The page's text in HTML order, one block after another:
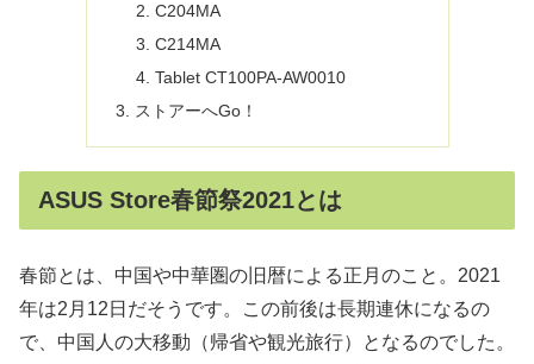
C204MA
C214MA
Tablet CT100PA-AW0010
ストアーへGo！
ASUS Store春節祭2021とは
春節とは、中国や中華圏の旧暦による正月のこと。2021
年は2月12日だそうです。この前後は長期連休になるの
で、中国人の大移動（帰省や観光旅行）となるのでした。